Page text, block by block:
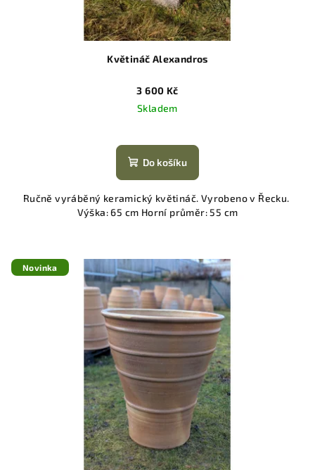
Květináč Alexandros
3 600 Kč
Skladem
Do košíku
Ručně vyráběný keramický květináč. Vyrobeno v Řecku.
Výška: 65 cm Horní průměr: 55 cm
Novinka